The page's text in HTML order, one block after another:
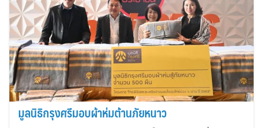
มูลนิธิกรุงศรีมอบผ้าห่มต้านภัยหนาว